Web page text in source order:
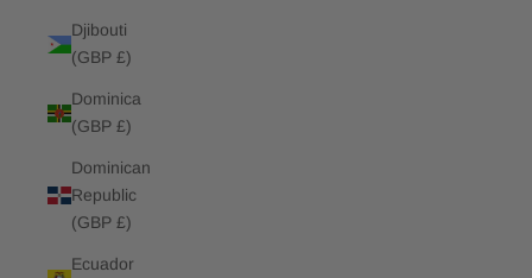
Djibouti
(GBP £)
Dominica
(GBP £)
Dominican
Republic
(GBP £)
Ecuador